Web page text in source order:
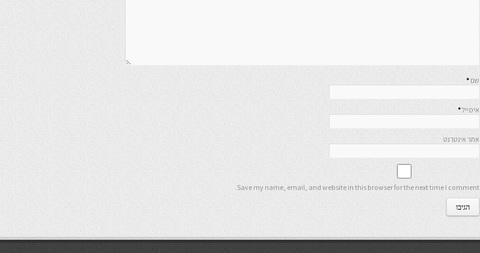
שם *
אימייל*
אתר אינטרנט
Save my name, email, and website in this browser for the next time I comment.